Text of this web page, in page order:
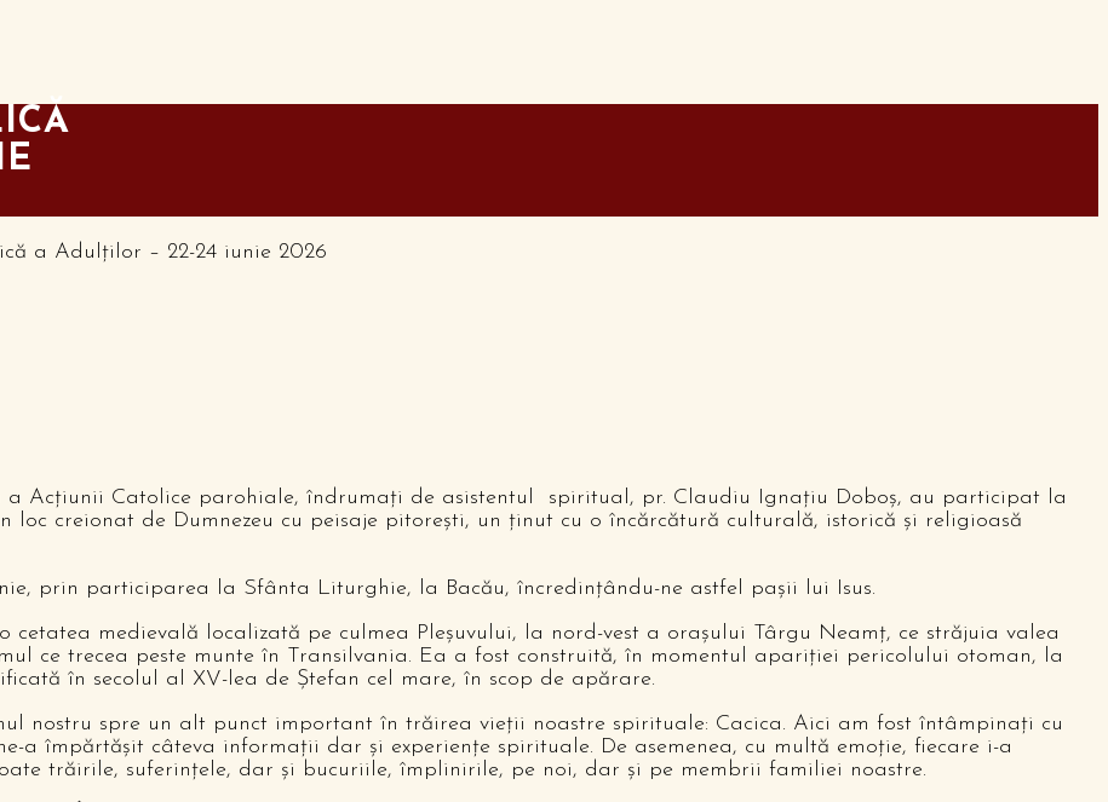
Acțiunii Catolice parohiale, îndrumați de asistentul spiritual, pr. Claudiu Ignațiu Doboș, au participat la
loc creionat de Dumnezeu cu peisaje pitorești, un ținut cu o încărcătură culturală, istorică și religioasă
prin participarea la Sfânta Liturghie, la Bacău, încredințându-ne astfel pașii lui Isus.
medievală localizată pe culmea Pleșuvului, la nord-vest a orașului Târgu Neamț, ce străjuia valea
ce trecea peste munte în Transilvania. Ea a fost construită, în momentul apariției pericolului otoman, la
în secolul al XV-lea de Ștefan cel mare, în scop de apărare.
nostru spre un alt punct important în trăirea vieții noastre spirituale: Cacica. Aici am fost întâmpinați cu
a împărtășit câteva informații dar și experiențe spirituale. De asemenea, cu multă emoție, fiecare i-a
trăirile, suferințele, dar și bucuriile, împlinirile, pe noi, dar și pe membrii familiei noastre.